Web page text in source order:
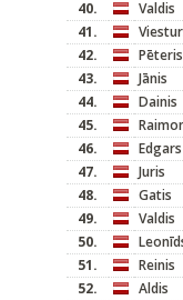
40.
Valdis
41.
42.
Pēteris
43.
Jānis
44.
Dainis
45.
46.
Edgars
47.
Juris
48.
Gatis
49.
Valdis
50.
51.
Reinis
52.
Aldis